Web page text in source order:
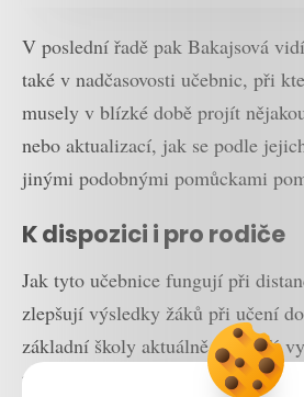
V poslední řadě pak Bakajsová
také v nadčasovosti učebnic, při
musely v blízké době projít
nebo aktualizací, jak se podle
jinými podobnými pomůckami
K dispozici i pro rodiče
Jak tyto učebnice fungují při
zlepšují výsledky žáků při učení
základní školy aktuálně netroufá
tomu jsou však od podzimu